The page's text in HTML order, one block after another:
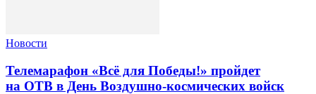
Новости
Телемарафон «Всё для Победы!» пройдет
на ОТВ в День Воздушно-космических войск